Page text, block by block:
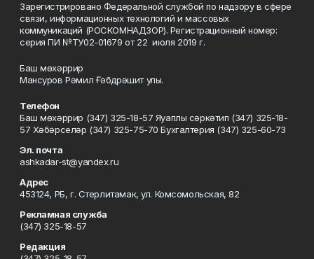
Зарегистрировано Федеральной службой по надзору в сфере
связи, информационных технологий и массовых
коммуникаций (РОСКОМНАДЗОР). Регистрационный номер:
серия ПИ №ТУ02-01679 от 22 июля 2019 г.
Баш мөхәррир
Мансуров Рәмил Ғәбдрәшит улы.
Телефон
Баш мөхәррир (347) 325-18-57 Яуаплы сәркәтип (347) 325-18-
57 Хәбәрселәр (347) 325-75-70 Бухгалтерия (347) 325-60-73
Эл. почта
ashkadar-st@yandex.ru
Адрес
453124, РБ, г. Стерлитамак, ул. Комсомольская, 82
Рекламная служба
(347) 325-18-57
Редакция